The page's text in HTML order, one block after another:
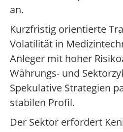
an.
Kurzfristig orientierte
Volatilität in
Anleger mit hoher
Währungs- und
Spekulative Strategien
stabilen Profil.
Der Sektor erfordert